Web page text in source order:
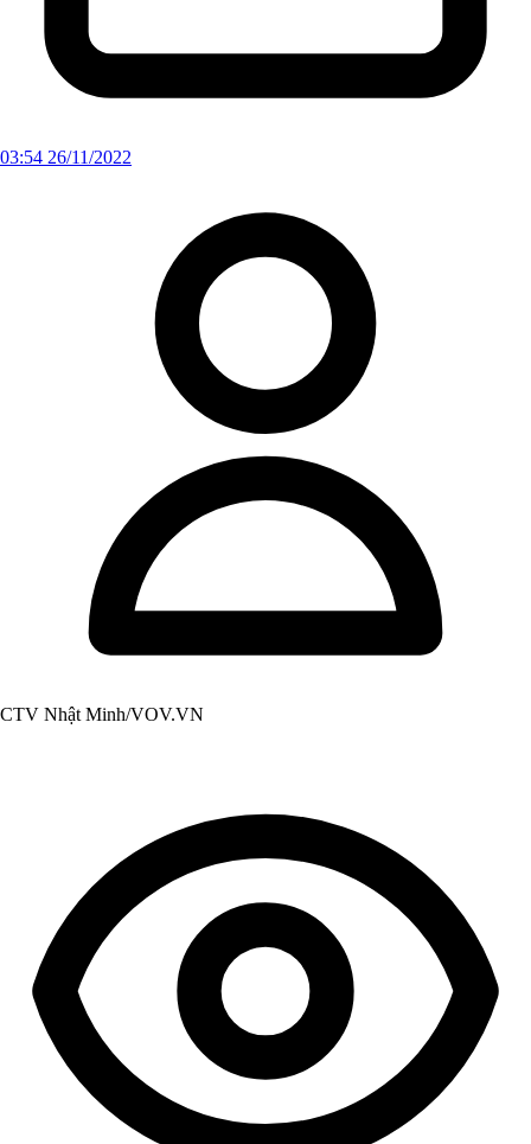
03:54 26/11/2022
CTV Nhật Minh/VOV.VN